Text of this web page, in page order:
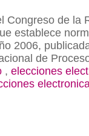
Congreso de la
establece
2006,
de
, elecciones